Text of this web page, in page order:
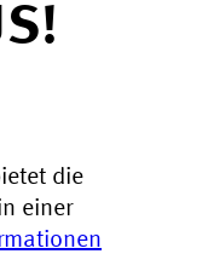
die
einer